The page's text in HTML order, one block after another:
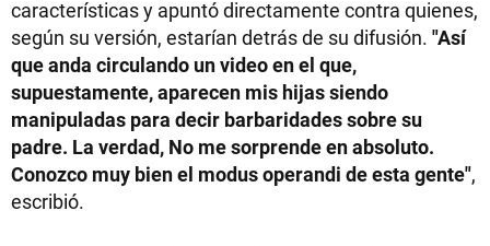
características y apuntó directamente contra quienes,
según su versión, estarían detrás de su difusión. "Así
que anda circulando un video en el que,
supuestamente, aparecen mis hijas siendo
manipuladas para decir barbaridades sobre su
padre. La verdad, No me sorprende en absoluto.
Conozco muy bien el modus operandi de esta gente",
escribió.